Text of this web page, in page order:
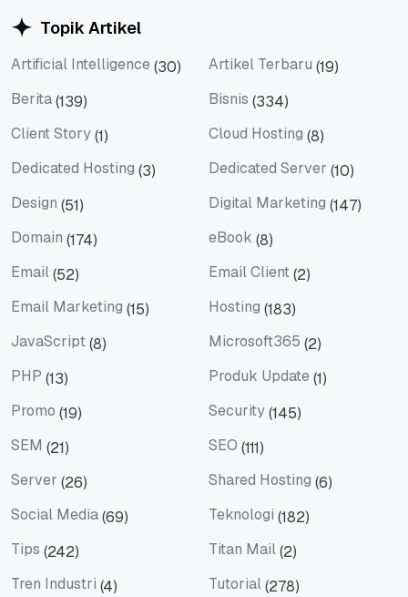
Topik Artikel
Artificial Intelligence (30) Artikel Terbaru (19)
Berita(139) Bisnis (334)
Client Story(1) Cloud Hosting (8)
Dedicated Hosting (3) Dedicated Server (10)
Design (51) Digital Marketing (147)
Domain (174) eBook (8)
Email(52) Email Client(2)
Email Marketing (15) Hosting (183)
JavaScript(8) Microsoft365 (2)
PHP (13) Produk Update (1)
Promo (19) Security(145)
SEM (21) SEO (111)
Server (26) Shared Hosting (6)
Social Media(69) Teknologi (182)
Tips (242) Titan Mail(2)
Tren Industri (4) Tutorial(278)